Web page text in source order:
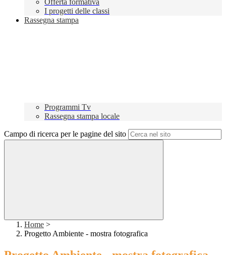
Offerta formativa
I progetti delle classi
Rassegna stampa
Programmi Tv
Rassegna stampa locale
Campo di ricerca per le pagine del sito
Home >
Progetto Ambiente - mostra fotografica